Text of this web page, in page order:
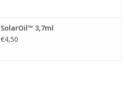
SolarOil™ 3,7ml
€4,50